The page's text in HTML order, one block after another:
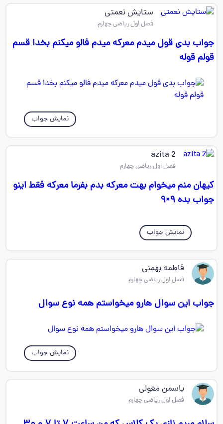
ستایش نعمتی
فصل اول ریاضی چهارم
جواب بدی قول میدم معرکه میدم فالو میکنم بخدا قسم
قولم قوله
نمایش جواب
azita 2
فصل اول ریاضی چهارم
کیهان منم میخوام بهت معرکه بدم بفرما معرکه فقط اینو
جواب بده ۹×۹
نمایش جواب
فاطمه بهمنی
فصل اول ریاضی چهارم
جواب این سوال هارو میخواستم همه نوع سوال
نمایش جواب
یاسمن مغولی
فصل اول ریاضی چهارم